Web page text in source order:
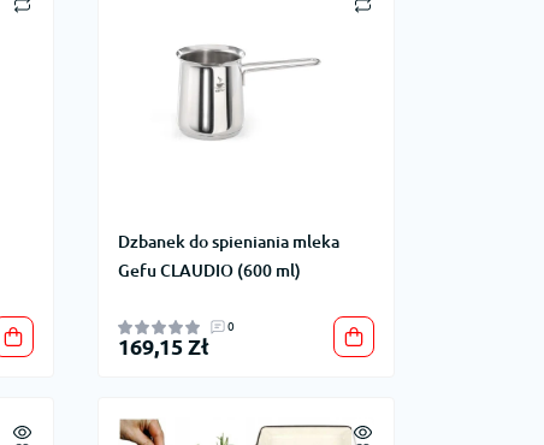
Dzbanek do spieniania mleka
Gefu CLAUDIO (600 ml)
0
169,15 Zł